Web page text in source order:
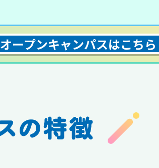
オープンキャンパスはこちら